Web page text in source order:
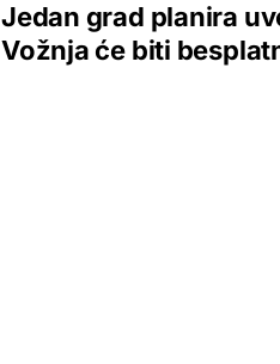
Jedan grad planira
Vožnja će biti